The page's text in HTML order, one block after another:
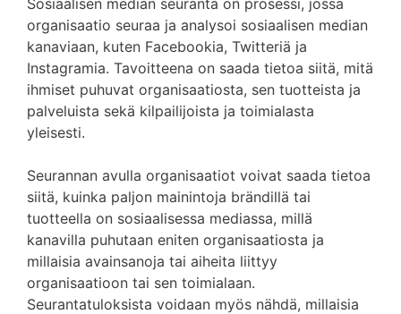
Sosiaalisen median seuranta on prosessi, jossa
organisaatio seuraa ja analysoi sosiaalisen median
kanaviaan, kuten Facebookia, Twitteriä ja
Instagramia. Tavoitteena on saada tietoa siitä, mitä
ihmiset puhuvat organisaatiosta, sen tuotteista ja
palveluista sekä kilpailijoista ja toimialasta
yleisesti.
Seurannan avulla organisaatiot voivat saada tietoa
siitä, kuinka paljon mainintoja brändillä tai
tuotteella on sosiaalisessa mediassa, millä
kanavilla puhutaan eniten organisaatiosta ja
millaisia avainsanoja tai aiheita liittyy
organisaatioon tai sen toimialaan.
Seurantatuloksista voidaan myös nähdä, millaisia